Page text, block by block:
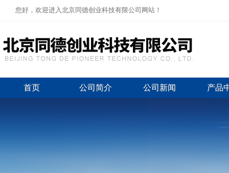
您好，欢迎进入北京同德创业科技有限公司网站！
首页 公司简介 公司新闻 产品